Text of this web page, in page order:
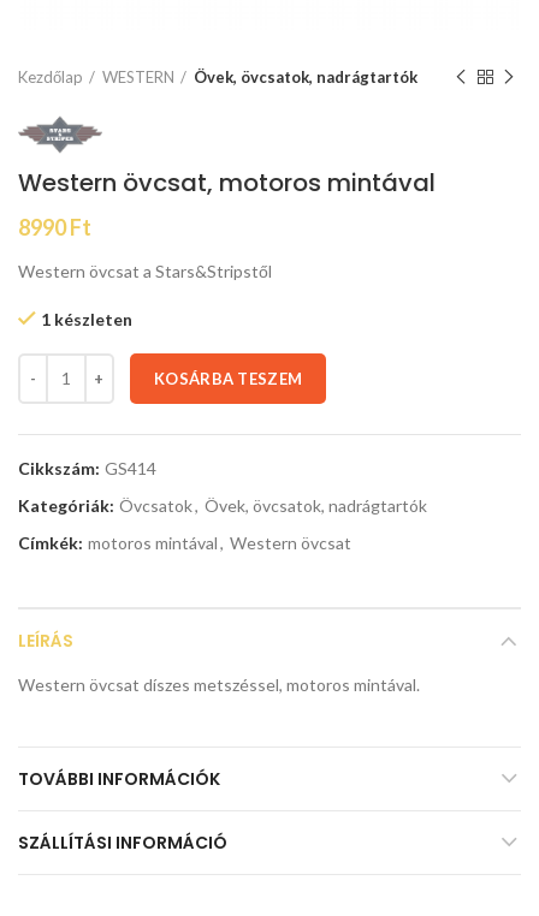
Kezdőlap WESTERN Övek, övcsatok, nadrágtartók
Western övcsat, motoros mintával
8990Ft
Western övcsat a Stars&Stripstől
1 készleten
KOSÁRBA TESZEM
Cikkszám: GS414
Kategóriák: Övcsatok, Övek, övcsatok, nadrágtartók
Címkék: motoros mintával, Western övcsat
LEÍRÁS
Western övcsat díszes metszéssel, motoros mintával.
TOVÁBBI INFORMÁCIÓK
SZÁLLÍTÁSI INFORMÁCIÓ